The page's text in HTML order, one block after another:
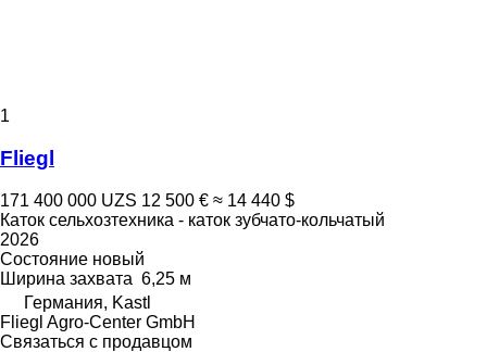
1
Fliegl
171 400 000 UZS 12 500 € ≈ 14 440 $
Каток сельхозтехника - каток зубчато-кольчатый
2026
Состояние новый
Ширина захвата 6,25 м
Германия, Kastl
Fliegl Agro-Center GmbH
Связаться с продавцом